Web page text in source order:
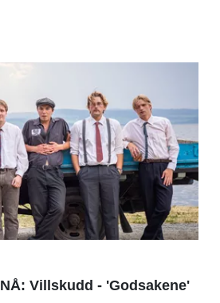
Villskudd - 'Godsakene'